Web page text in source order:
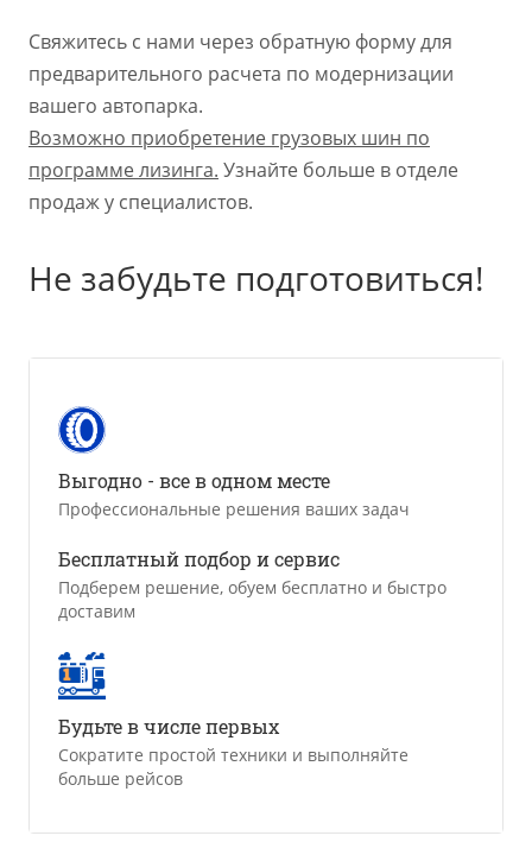
Свяжитесь с нами через обратную форму для
предварительного расчета по модернизации
вашего автопарка.
Возможно приобретение грузовых шин по
программе лизинга. Узнайте больше в отделе
продаж у специалистов.
Не забудьте подготовиться!
Выгодно - все в одном месте
Профессиональные решения ваших задач
Бесплатный подбор и сервис
Подберем решение, обуем бесплатно и быстро
доставим
Будьте в числе первых
Сократите простой техники и выполняйте
больше рейсов